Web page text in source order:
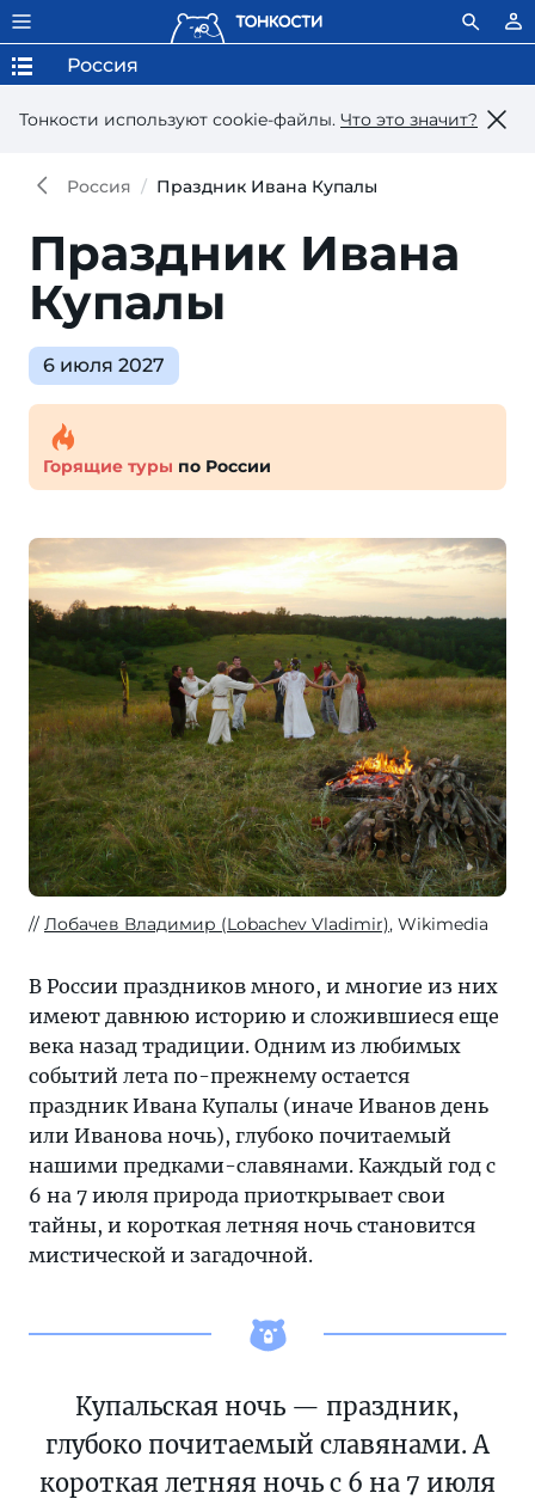
Тонкости используют сookie-файлы. Что это значит?
Россия
Россия Праздник Ивана Купалы
Праздник Ивана
Купалы
6 июля 2027
Горящие туры по России
Лобачев Владимир (Lobachev Vladimir), Wikimedia
В России праздников много, и многие из них
имеют давнюю историю и сложившиеся еще
века назад традиции. Одним из любимых
событий лета по-прежнему остается
праздник Ивана Купалы (иначе Иванов день
или Иванова ночь), глубоко почитаемый
нашими предками-славянами. Каждый год с
6 на 7 июля природа приоткрывает свои
тайны, и короткая летняя ночь становится
мистической и загадочной.
Купальская ночь — праздник,
глубоко почитаемый славянами. А
короткая летняя ночь с 6 на 7 июля